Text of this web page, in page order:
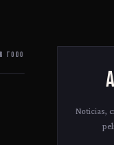
TODO
Noticias,